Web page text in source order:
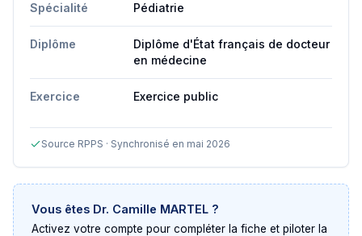
Spécialité Pédiatrie
Diplôme
Diplôme d'État français de docteur
en médecine
Exercice Exercice public
Source RPPS · Synchronisé en mai 2026
Vous êtes Dr. Camille MARTEL ?
Activez votre compte pour compléter la fiche et piloter la